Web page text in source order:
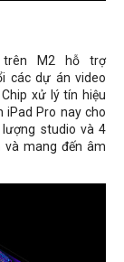
trên M2 hỗ trợ
các dự án video
xử lý tín hiệu
iPad Pro nay cho
lượng studio và 4
mang đến âm